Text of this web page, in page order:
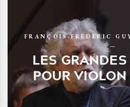
FRANÇOIS-FRÉDÉRIC
LES
POUR